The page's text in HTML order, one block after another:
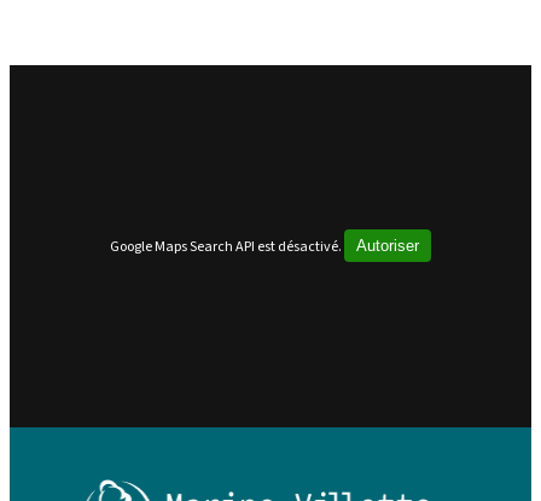
Google Maps Search API est désactivé. Autoriser